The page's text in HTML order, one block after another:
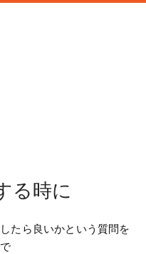
る時に
たら良いかという質問を